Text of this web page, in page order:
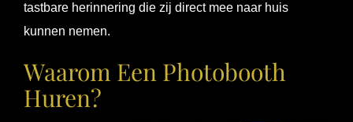
tastbare herinnering die zij direct mee naar huis
kunnen nemen.
Waarom Een Photobooth
Huren?